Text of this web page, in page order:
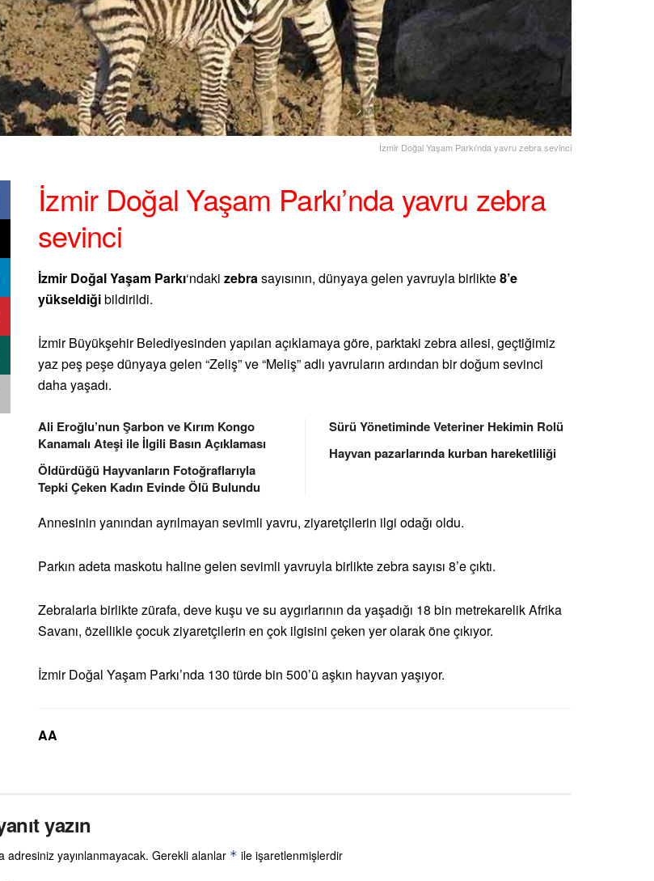
İzmir Doğal Yaşam Parkı'nda yavru zebra sevinci
İzmir Doğal Yaşam Parkı’nda yavru zebra
sevinci
İzmir Doğal Yaşam Parkı‘ndaki zebrasayısının, dünyaya gelen yavruyla birlikte8’e
yükseldiğibildirildi.
İzmir Büyükşehir Belediyesinden yapılan açıklamaya göre, parktaki zebra ailesi, geçtiğimiz
yaz peş peşe dünyaya gelen “Zeliş” ve “Meliş” adlı yavruların ardından bir doğum sevinci
daha yaşadı.
Ali Eroğlu’nun Şarbon ve Kırım Kongo
Kanamalı Ateşi ile İlgili Basın Açıklaması
Öldürdüğü Hayvanların Fotoğraflarıyla
Tepki Çeken Kadın Evinde Ölü Bulundu
Sürü Yönetiminde Veteriner Hekimin Rolü
Hayvan pazarlarında kurban hareketliliği
Annesinin yanından ayrılmayan sevimli yavru, ziyaretçilerin ilgi odağı oldu.
Parkın adeta maskotu haline gelen sevimli yavruyla birlikte zebra sayısı 8’e çıktı.
Zebralarla birlikte zürafa, deve kuşu ve su aygırlarının da yaşadığı 18 bin metrekarelik Afrika
Savanı, özellikle çocuk ziyaretçilerin en çok ilgisini çeken yer olarak öne çıkıyor.
İzmir Doğal Yaşam Parkı’nda 130 türde bin 500’ü aşkın hayvan yaşıyor.
AA
yazın
adresiniz yayınlanmayacak. Gerekli alanlar * ile işaretlenmişlerdir